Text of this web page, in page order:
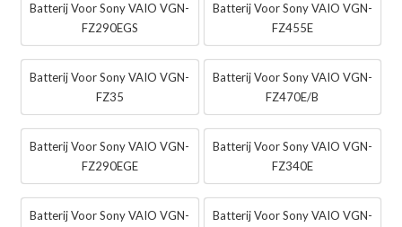
Batterij Voor Sony VAIO VGN-
FZ290EGS
Batterij Voor Sony VAIO VGN-
FZ455E
Batterij Voor Sony VAIO VGN-
FZ35
Batterij Voor Sony VAIO VGN-
FZ470E/B
Batterij Voor Sony VAIO VGN-
FZ290EGE
Batterij Voor Sony VAIO VGN-
FZ340E
Batterij Voor Sony VAIO VGN-
Batterij Voor Sony VAIO VGN-